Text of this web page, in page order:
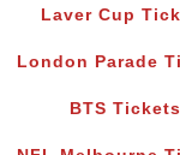
Laver Cup
London Parade
BTS Tickets